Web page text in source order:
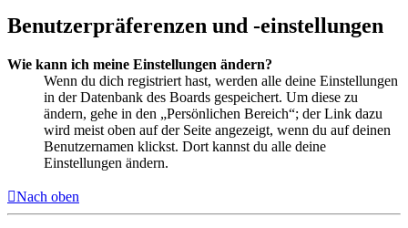
Benutzerpräferenzen und -einstellungen
Wie kann ich meine Einstellungen ändern?
Wenn du dich registriert hast, werden alle deine Einstellungen
in der Datenbank des Boards gespeichert. Um diese zu
ändern, gehe in den „Persönlichen Bereich“; der Link dazu
wird meist oben auf der Seite angezeigt, wenn du auf deinen
Benutzernamen klickst. Dort kannst du alle deine
Einstellungen ändern.
Nach oben